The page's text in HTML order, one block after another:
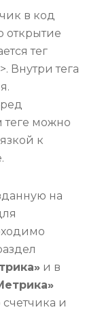
в код
открытие
тег
Внутри тега
можно
к
на
и в
и